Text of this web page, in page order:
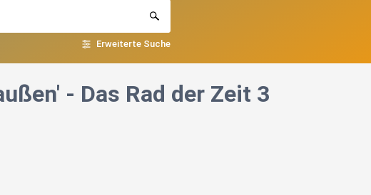
Erweiterte Suche
- Das Rad der Zeit 3